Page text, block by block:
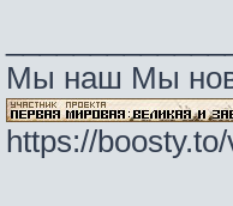
Мы наш Мы
https://